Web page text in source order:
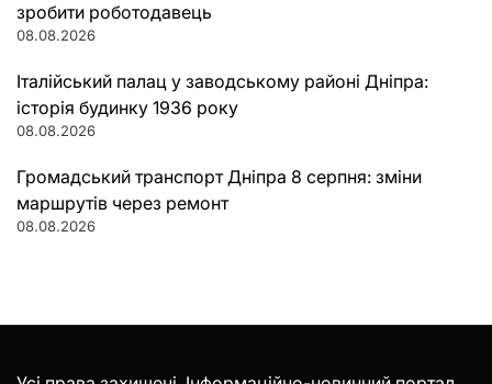
зробити роботодавець
08.08.2026
Італійський палац у заводському районі Дніпра:
історія будинку 1936 року
08.08.2026
Громадський транспорт Дніпра 8 серпня: зміни
маршрутів через ремонт
08.08.2026